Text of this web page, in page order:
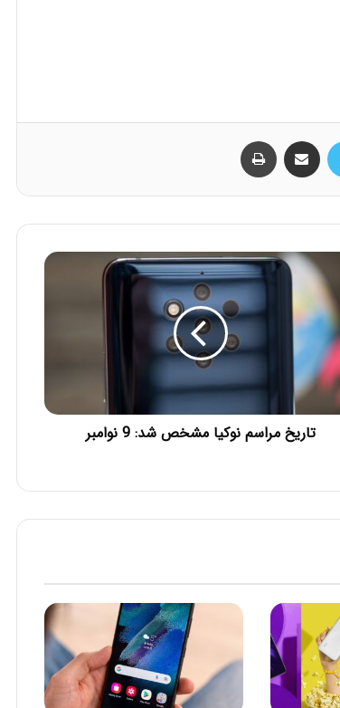
تاریخ مراسم نوکیا مشخص شد: 9 نوامبر